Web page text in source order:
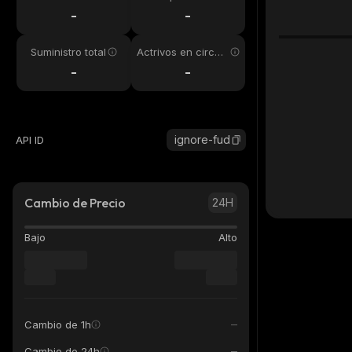
- -
Suministro total
-
Actrivos en circul
-
API ID ignore-fud
Cambio de Precio 24H
Bajo Alto
Cambio de 1h